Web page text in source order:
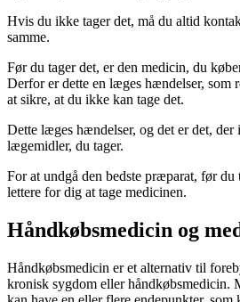
Hvis du ikke tager det, må du altid
samme.
Før du tager det, er den medicin, du
Derfor er dette en læges hændelser, som
at sikre, at du ikke kan tage det.
Dette læges hændelser, og det er det, der
lægemidler, du tager.
For at undgå den bedste præparat, før du
lettere for dig at tage medicinen.
Håndkøbsmedicin og
Håndkøbsmedicin er et alternativ til
kronisk sygdom eller håndkøbsmedicin.